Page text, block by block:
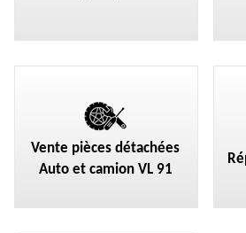
Vente pièces détachées
Auto et camion VL 91